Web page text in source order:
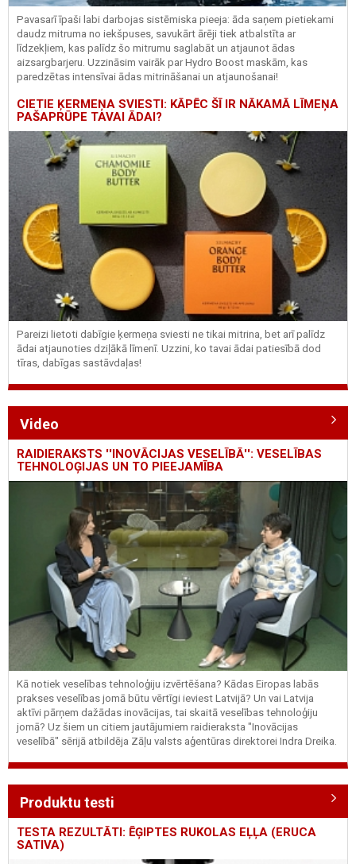
Pavasarī īpaši labi darbojas sistēmiska pieeja: āda saņem pietiekami
daudz mitruma no iekšpuses, savukārt ārēji tiek atbalstīta ar
līdzekļiem, kas palīdz šo mitrumu saglabāt un atjaunot ādas
aizsargbarjeru. Uzzināsim vairāk parHydro Boost maskām, kas
paredzētas intensīvai ādas mitrināšanai un atjaunošanai!
CIETIE ĶERMEŅA SVIESTI: KĀPĒC ŠĪ IR NĀKAMĀ LĪMEŅA
PAŠAPRŪPE TAVAI ĀDAI?
Pareizi lietoti dabīgie ķermeņa sviesti ne tikai mitrina, bet arī palīdz
ādai atjaunoties dziļākā līmenī. Uzzini, ko tavai ādai patiesībā dod
tīras, dabīgas sastāvdaļas!
Video
RAIDIERAKSTS ''INOVĀCIJAS VESELĪBĀ'': VESELĪBAS
TEHNOLOĢIJAS UN TO PIEEJAMĪBA
Kā notiek veselības tehnoloģiju izvērtēšana? Kādas Eiropas labās
prakses veselības jomā būtu vērtīgi ieviest Latvijā? Un vai Latvija
aktīvi pārņem dažādas inovācijas, tai skaitā veselības tehnoloģiju
jomā? Uz šiem un citiem jautājumiem raidieraksta "Inovācijas
veselībā" sērijā atbildēja Zāļu valsts aģentūras direktorei Indra Dreika.
Produktu testi
TESTA REZULTĀTI: ĒĢIPTES RUKOLAS EĻĻA (ERUCA
SATIVA)